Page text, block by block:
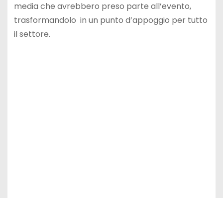
media che avrebbero preso parte all’evento,
trasformandolo in un punto d’appoggio per tutto
il settore.